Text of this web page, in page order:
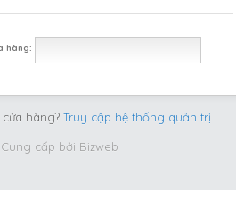
hàng:
hàng? Truy cập hệ thống quản trị
Cung cấp bởi Bizweb